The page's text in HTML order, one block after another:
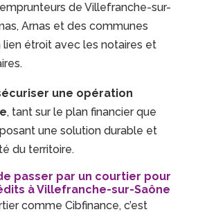
de Villefranche-sur-
Arnas et des communes
lien étroit avec les notaires et
une opération
, tant sur le plan financier que
une solution durable et
du territoire.
passer par un courtier pour
à Villefranche-sur-Saône
comme Cibfinance, c’est